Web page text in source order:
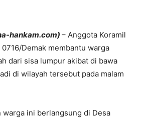
hankam.com) – Anggota Koramil
Demak membantu warga
dari sisa lumpur akibat di bawa
di wilayah tersebut pada malam
warga ini berlangsung di Desa